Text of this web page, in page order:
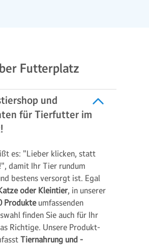
Futterplatz
und
für Tierfutter im
es: "Lieber klicken, statt
damit Ihr Tier rundum
bestens versorgt ist. Egal
oder Kleintier, in unserer
Produkteumfassenden
finden Sie auch für Ihr
Richtige. Unsere Produkt­
Tiernahrung und -